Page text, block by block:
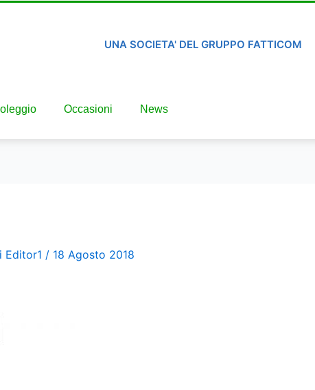
UNA SOCIETA' DEL GRUPPO FATTICOM
Occasioni News
Editor1 / 18 Agosto 2018